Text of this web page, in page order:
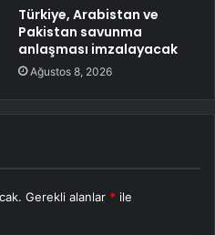
Türkiye, Arabistan ve
Pakistan savunma
anlaşması imzalayacak
Ağustos 8, 2026
Gerekli alanlar * ile